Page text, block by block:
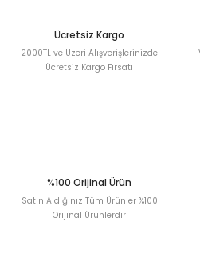
Ücretsiz Kargo
2000TL ve Üzeri Alışverişlerinizde
Ücretsiz Kargo Fırsatı
%100 Orijinal Ürün
Satın Aldığınız Tüm Ürünler %100
Orijinal Ürünlerdir